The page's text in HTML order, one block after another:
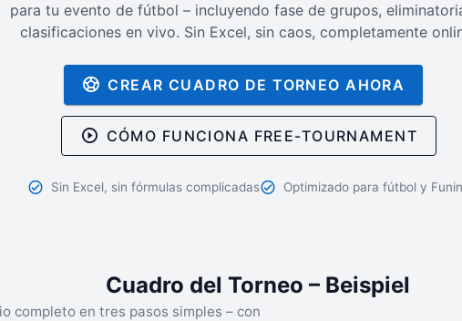
para tu evento de fútbol – incluyendo fase de grupos,
clasificaciones en vivo. Sin Excel, sin caos, completamente
CREAR CUADRO DE TORNEO AHORA
CÓMO FUNCIONA FREE-TOURNAMENT
Sin Excel, sin fórmulas complicadas Optimizado para fútbol y
Cuadro del Torneo – Beispiel
completo en tres pasos simples – con